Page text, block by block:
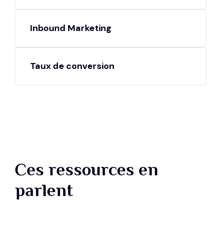
Inbound Marketing
Taux de conversion
Ces ressources en
parlent